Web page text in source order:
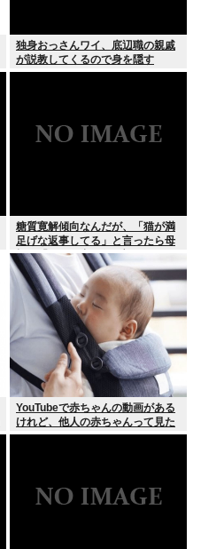
独身おっさんワイ、底辺職の親戚
が説教してくるので身を隠す
糖質寛解傾向なんだが、「猫が満
足げな返事してる」と言ったら母
親に「お気の毒w」と言われた
YouTubeで赤ちゃんの動画がある
けれど、他人の赤ちゃんって見た
いのか？